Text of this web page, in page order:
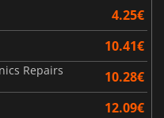
4.25€
10.41€
Repairs 10.28€
12.09€